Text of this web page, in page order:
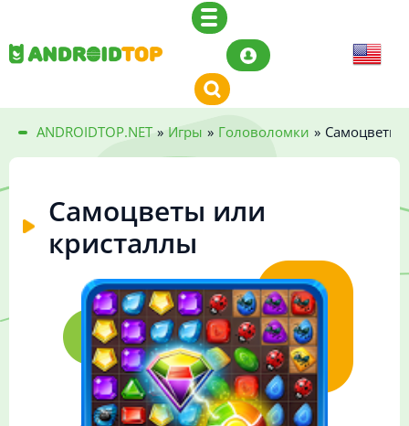
ANDROIDTOP.NET » Игры » Головоломки » Самоцветы
Самоцветы или
кристаллы